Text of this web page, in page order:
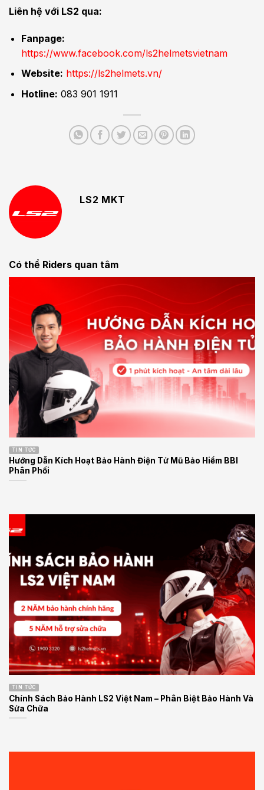
Liên hệ với LS2 qua:
Fanpage:
https://www.facebook.com/ls2helmetsvietnam
Website: https://ls2helmets.vn/
Hotline: 083 901 1911
LS2 MKT
Có thể Riders quan tâm
TIN TỨC
Hướng Dẫn Kích Hoạt Bảo Hành Điện Tử Mũ Bảo Hiểm BBI
Phân Phối
TIN TỨC
Chính Sách Bảo Hành LS2 Việt Nam – Phân Biệt Bảo Hành Và
Sửa Chữa